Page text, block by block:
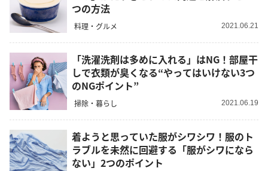
つの方法
料理・グルメ 2021.06.21
「洗濯洗剤は多めに入れる」はNG！部屋干
しで衣類が臭くなる“やってはいけない3つ
のNGポイント”
掃除・暮らし 2021.06.19
着ようと思っていた服がシワシワ！服のト
ラブルを未然に回避する「服がシワになら
ない」2つのポイント